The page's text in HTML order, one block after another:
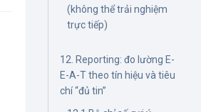
(không thể trải nghiệm
trực tiếp)
12. Reporting: đo lường E-
E-A-T theo tín hiệu và tiêu
chí “đủ tin”